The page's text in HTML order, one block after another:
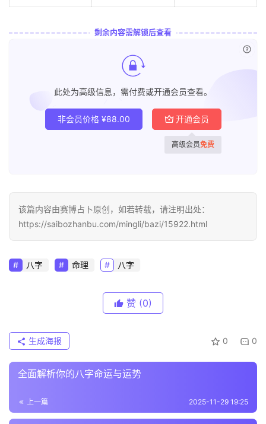
剩余内容需解锁后查看
此处为高级信息，需付费或开通会员查看。
非会员价格 ¥88.00 开通会员
高级会员免费
该篇内容由赛博占卜原创，如若转载，请注明出处：
https://saibozhanbu.com/mingli/bazi/15922.html
八字 命理 八字
赞 (0)
0 0
生成海报
全面解析你的八字命运与运势
上一篇 2025-11-29 19:25